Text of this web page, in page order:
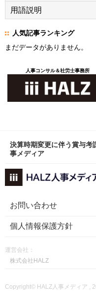
用語説明
人気記事ランキング
まだデータがありません。
人事コンサル＆社労士事務所
決算時期変更に伴う賞与考
事メディア
お問い合わせ
個人情報保護方針
運営会社：
株式会社HALZ
Copyright© HALZ人事メディア ,